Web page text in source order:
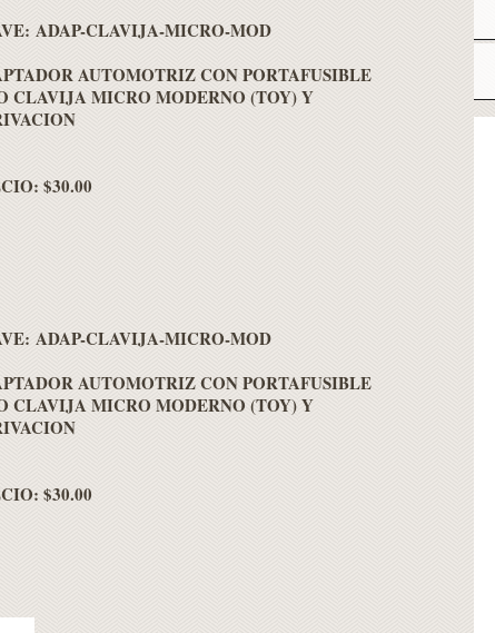
ADAP-CLAVIJA-MICRO-MOD
AUTOMOTRIZ CON PORTAFUSIBLE
CLAVIJA MICRO MODERNO (TOY) Y
$30.00
ADAP-CLAVIJA-MICRO-MOD
AUTOMOTRIZ CON PORTAFUSIBLE
CLAVIJA MICRO MODERNO (TOY) Y
$30.00